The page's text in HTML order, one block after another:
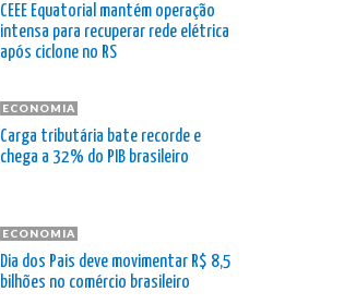
CEEE Equatorial mantém operação
intensa para recuperar rede elétrica
após ciclone no RS
ECONOMIA
Carga tributária bate recorde e
chega a 32% do PIB brasileiro
ECONOMIA
Dia dos Pais deve movimentar R$ 8,5
bilhões no comércio brasileiro